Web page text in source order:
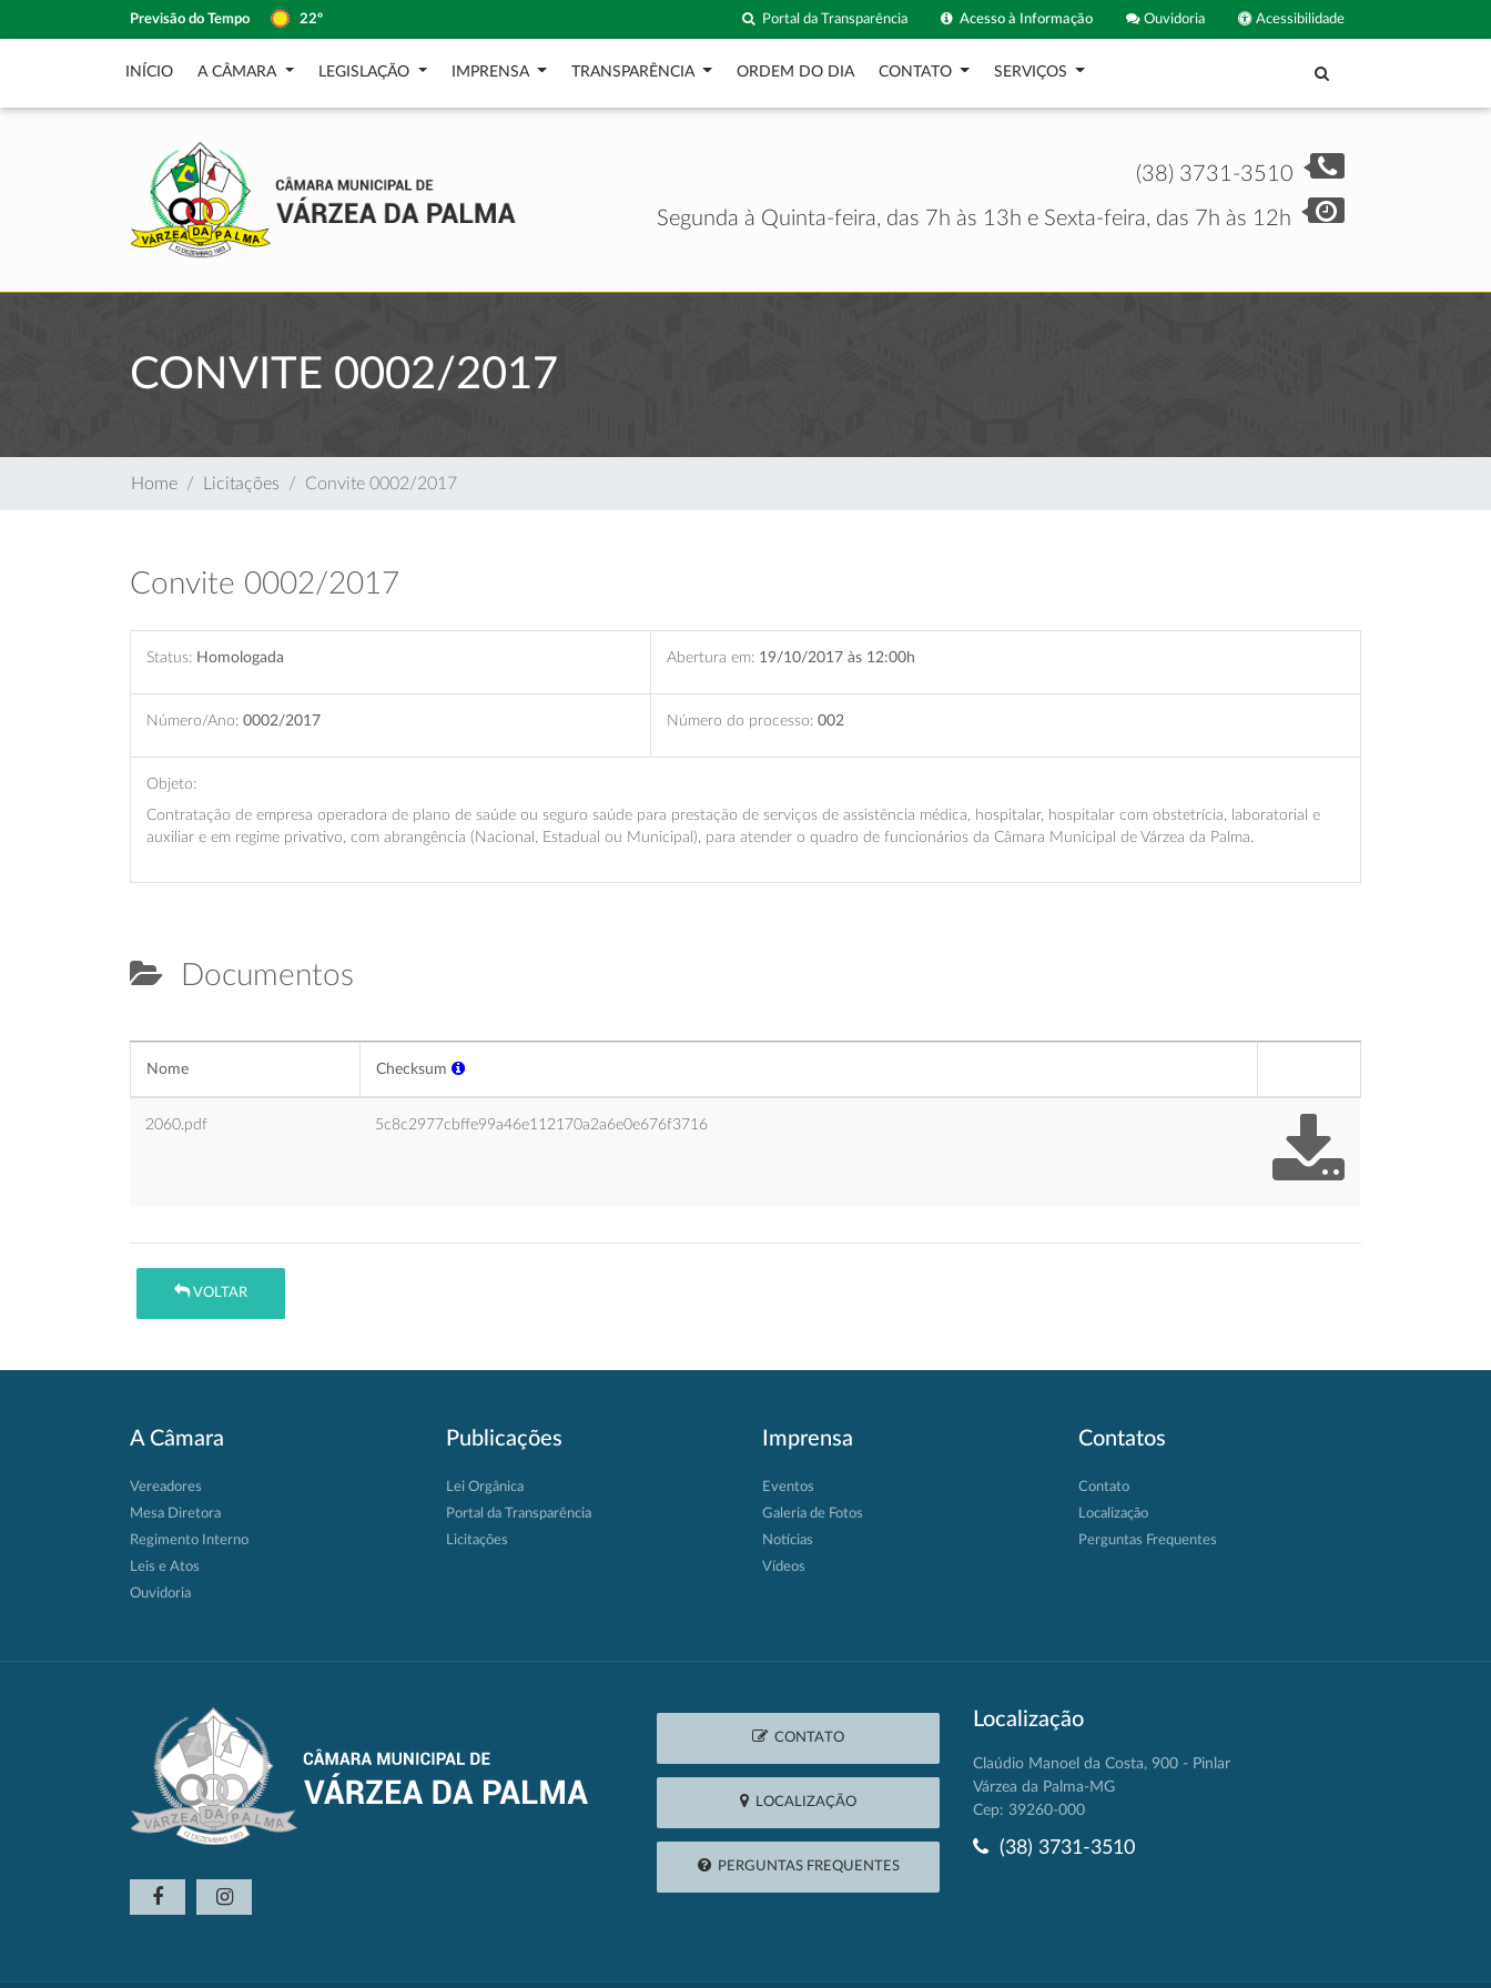
Previsão do Tempo 22º Acessibilidade
Ouvidoria
Acesso à Informação
Portal da Transparência
INÍCIO A CÂMARA LEGISLAÇÃO IMPRENSA TRANSPARÊNCIA ORDEM DO DIA CONTATO SERVIÇOS
(38) 3731-3510
Segunda à Quinta-feira, das 7h às 13h e Sexta-feira, das 7h às 12h
CONVITE 0002/2017
Home Licitações Convite 0002/2017
Convite 0002/2017
Status: Homologada Abertura em: 19/10/2017 às 12:00h
Número/Ano: 0002/2017 Número do processo: 002
Objeto:
Contratação de empresa operadora de plano de saúde ou seguro saúde para prestação de serviços de assistência médica, hospitalar, hospitalar com obstetrícia, laboratorial e
auxiliar e em regime privativo, com abrangência (Nacional, Estadual ou Municipal), para atender o quadro de funcionários da Câmara Municipal de Várzea da Palma.
Documentos
Nome Checksum
2060.pdf 5c8c2977cbffe99a46e112170a2a6e0e676f3716
VOLTAR
A Câmara
Vereadores
Mesa Diretora
Regimento Interno
Leis e Atos
Ouvidoria
Publicações
Lei Orgânica
Portal da Transparência
Licitações
Imprensa
Eventos
Galeria de Fotos
Notícias
Vídeos
Contatos
Contato
Localização
Perguntas Frequentes
CONTATO
LOCALIZAÇÃO
PERGUNTAS FREQUENTES
Localização
Claúdio Manoel da Costa, 900 - Pinlar
Várzea da Palma-MG
Cep: 39260-000
(38) 3731-3510